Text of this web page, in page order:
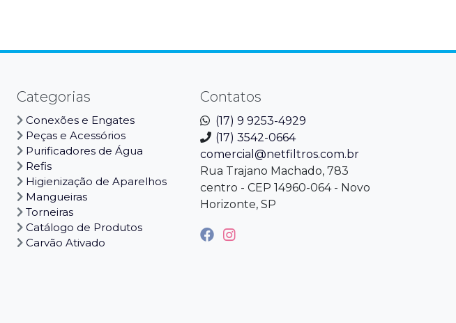
Contatos
(17) 9 9253-4929
(17) 3542-0664
comercial@netfiltros.com.br
Rua Trajano Machado, 783
centro - CEP 14960-064 - Novo
Horizonte, SP
Categorias
Conexões e Engates
Peças e Acessórios
Purificadores de Água
Refis
Higienização de Aparelhos
Mangueiras
Torneiras
Catálogo de Produtos
Carvão Ativado